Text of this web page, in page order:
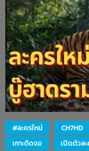
#ละครใหม่ CH7HD
เกาะติดจอ
เปิดตัวล